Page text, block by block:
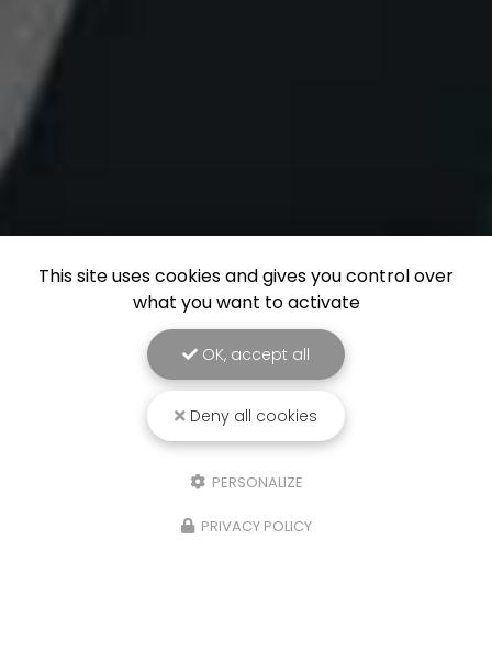
This site uses cookies and gives you control over
what you want to activate
OK, accept all
Deny all cookies
PERSONALIZE
PRIVACY POLICY